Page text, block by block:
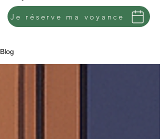
Je réserve ma voyance
Blog